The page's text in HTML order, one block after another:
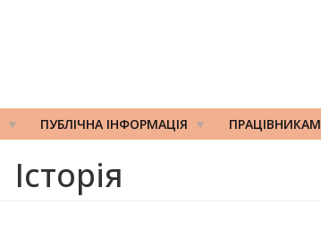
ПУБЛІЧНА ІНФОРМАЦІЯ ПРАЦІВНИКАМ
Історія